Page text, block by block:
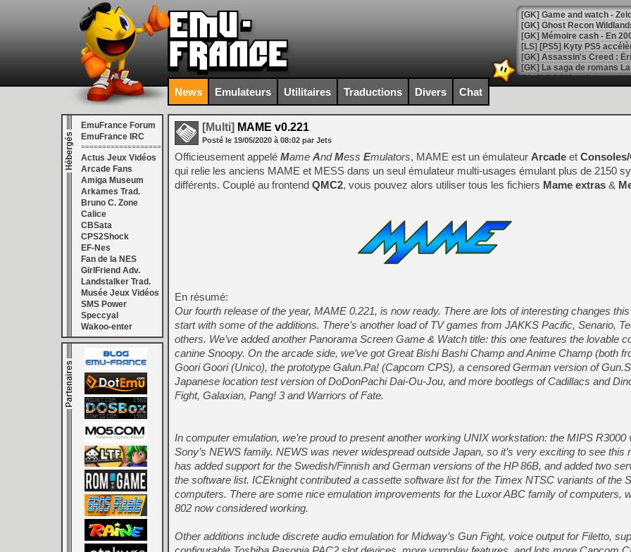
[Mo5] DOOM arrive en
[GK] Bethesda fête les 30
[GK] Roblox : l'action en
[GK] Agenda - GeForce
[GK] Devolver Digital en a
[LS] [PS5] ps5-y2jb-
[GK] Pourquoi Marvel
[GK] Test : Restory : Chill
[GK] GTA 6 : Rockstar
[GK] Hot Wheels Infinite
[GK] Mémoire cash -
[GK] Résultats Nintendo :
[GK] Déjà des
[Mo5] Brickboy cherche à
[GK] Minecraft et ses «
[GK] Beast of
[GK] Ubisoft : fin de partie
[GK] Mémoire cash -
[GK] Dan Houser (GTA)
[GK] Comment EA Sports
[GK] Crimson Moon : un
[GK] Isle of Reveries : le
[GK] Moonlighter 2 : The
[GK] Capcom relance
[Mo5] Deux inédits du
[GK] Le beat'em up The
[GK] Endless Legend 2 :
[LS] [PS5] Premiers
News Emulateurs Utilitaires Traductions Divers Chat
EmuFrance Forum
EmuFrance IRC
===================
Actus Jeux Vidéos
Arcade Fans
Amiga Museum
Arkames Trad.
Bruno C. Zone
Calice
CBSata
CPS2Shock
EF-Nes
Fan de la NES
GirlFriend Adv.
Landstalker Trad.
Musée Jeux Vidéos
SMS Power
Speccyal
Wakoo-enter
[Multi] MAME v0.221
Posté le 19/05/2020 à 08:02 par Jets
Officieusement appelé Mame AndMess Emulators, MAME est un émulateur Arcade et
qui relie les anciens MAME et MESS dans un seul émulateur multi-usages émulant plus de 2150
différents. Couplé au frontend QMC2, vous pouvez alors utiliser tous les fichiers Mame extras &
En résumé:
Our fourth release of the year, MAME 0.221, is now ready. There are lots of interesting changes this
start with some of the additions. There’s another load of TV games from JAKKS Pacific, Senario,
others. We’ve added another Panorama Screen Game & Watch title: this one features the lovable
canine Snoopy. On the arcade side, we’ve got Great Bishi Bashi Champ and Anime Champ (both
Goori Goori (Unico), the prototype Galun.Pa! (Capcom CPS), a censored German version of
Japanese location test version of DoDonPachi Dai-Ou-Jou, and more bootlegs of Cadillacs and
Fight, Galaxian, Pang! 3 and Warriors of Fate.
In computer emulation, we’re proud to present another working UNIX workstation: the MIPS R3000
Sony’s NEWS family. NEWS was never widespread outside Japan, so it’s very exciting to see this
has added support for the Swedish/Finnish and German versions of the HP 86B, and added two
the software list. ICEknight contributed a cassette software list for the Timex NTSC variants of the
computers. There are some nice emulation improvements for the Luxor ABC family of computers,
802 now considered working.
Other additions include discrete audio emulation for Midway’s Gun Fight, voice output for Filetto,